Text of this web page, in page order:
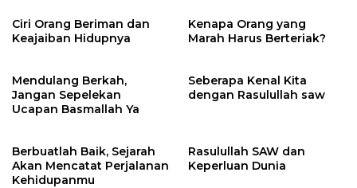
Ciri Orang Beriman dan
Keajaiban Hidupnya
Kenapa Orang yang
Marah Harus Berteriak?
Mendulang Berkah,
Jangan Sepelekan
Ucapan Basmallah Ya
Seberapa Kenal Kita
dengan Rasulullah saw
Berbuatlah Baik, Sejarah
Akan Mencatat Perjalanan
Kehidupanmu
Rasulullah SAW dan
Keperluan Dunia